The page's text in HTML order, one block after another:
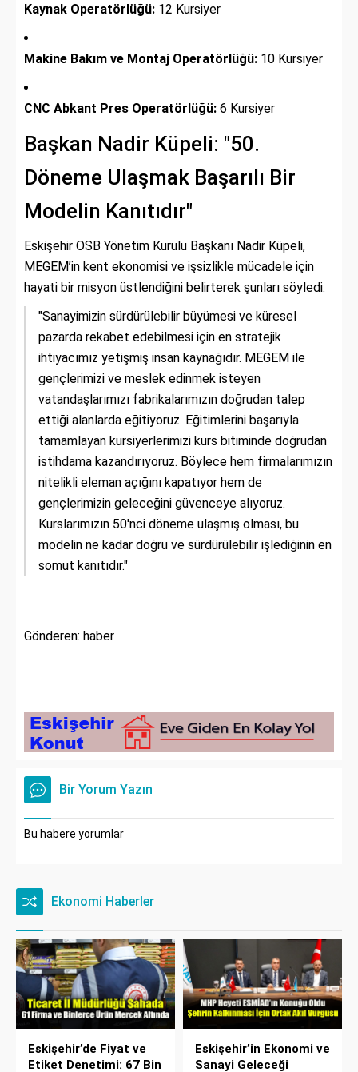
Kaynak Operatörlüğü: 12 Kursiyer
Makine Bakım ve Montaj Operatörlüğü: 10 Kursiyer
CNC Abkant Pres Operatörlüğü: 6 Kursiyer
Başkan Nadir Küpeli: "50.
Döneme Ulaşmak Başarılı Bir
Modelin Kanıtıdır"
Eskişehir OSB Yönetim Kurulu Başkanı Nadir Küpeli,
MEGEM’in kent ekonomisi ve işsizlikle mücadele için
hayati bir misyon üstlendiğini belirterek şunları söyledi:
"Sanayimizin sürdürülebilir büyümesi ve küresel
pazarda rekabet edebilmesi için en stratejik
ihtiyacımız yetişmiş insan kaynağıdır. MEGEM ile
gençlerimizi ve meslek edinmek isteyen
vatandaşlarımızı fabrikalarımızın doğrudan talep
ettiği alanlarda eğitiyoruz. Eğitimlerini başarıyla
tamamlayan kursiyerlerimizi kurs bitiminde doğrudan
istihdama kazandırıyoruz. Böylece hem firmalarımızın
nitelikli eleman açığını kapatıyor hem de
gençlerimizin geleceğini güvenceye alıyoruz.
Kurslarımızın 50'nci döneme ulaşmış olması, bu
modelin ne kadar doğru ve sürdürülebilir işlediğinin en
somut kanıtıdır."
Gönderen: haber
Bir Yorum Yazın
Bu habere yorumlar
Ekonomi Haberler
Eskişehir’de Fiyat ve
Etiket Denetimi: 67 Bin
Eskişehir’in Ekonomi ve
Sanayi Geleceği